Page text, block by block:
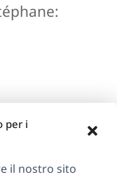
per i
il nostro sito